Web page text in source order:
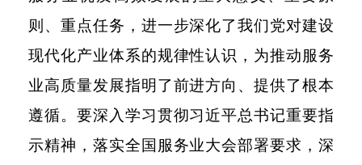
则、重点任务，进一步深化了我们党对建设
现代化产业体系的规律性认识，为推动服务
业高质量发展指明了前进方向、提供了根本
遵循。要深入学习贯彻习近平总书记重要指
示精神，落实全国服务业大会部署要求，深